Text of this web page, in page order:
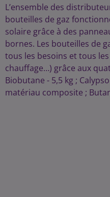
L’ensemble des
bouteilles de gaz
solaire grâce à des
bornes. Les bouteilles de
tous les besoins et tous
chauffage…) grâce aux
Biobutane - 5,5 kg ;
matériau composite ;